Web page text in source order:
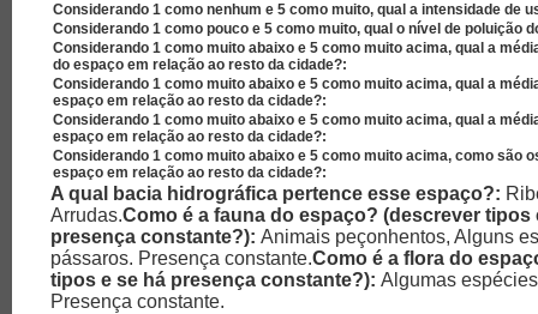
Considerando 1 como nenhum e 5 como muito, qual a intensidade de
Considerando 1 como pouco e 5 como muito, qual o nível de poluição
Considerando 1 como muito abaixo e 5 como muito acima, qual a
do espaço em relação ao resto da cidade?:
Considerando 1 como muito abaixo e 5 como muito acima, qual a
espaço em relação ao resto da cidade?:
Considerando 1 como muito abaixo e 5 como muito acima, qual a
espaço em relação ao resto da cidade?:
Considerando 1 como muito abaixo e 5 como muito acima, como são
espaço em relação ao resto da cidade?:
A qual bacia hidrográfica pertence esse espaço?:
Arrudas.Como é a fauna do espaço? (descrever tipos
presença constante?): Animais peçonhentos, Alguns
pássaros. Presença constante.Como é a flora do
tipos e se há presença constante?): Algumas
Presença constante.